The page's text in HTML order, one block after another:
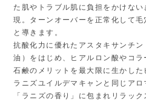
た肌やトラブル肌に負担をかけな
現。ターンオーバーを正常化して
と導きます。
抗酸化力に優れたアスタキサンチ
油）をはじめ、ヒアルロン酸やコ
石鹸のメリットを最大限に生かした
ラニズユイルデマキャンと同じア
「ラニズの香り」に包まれリラッ